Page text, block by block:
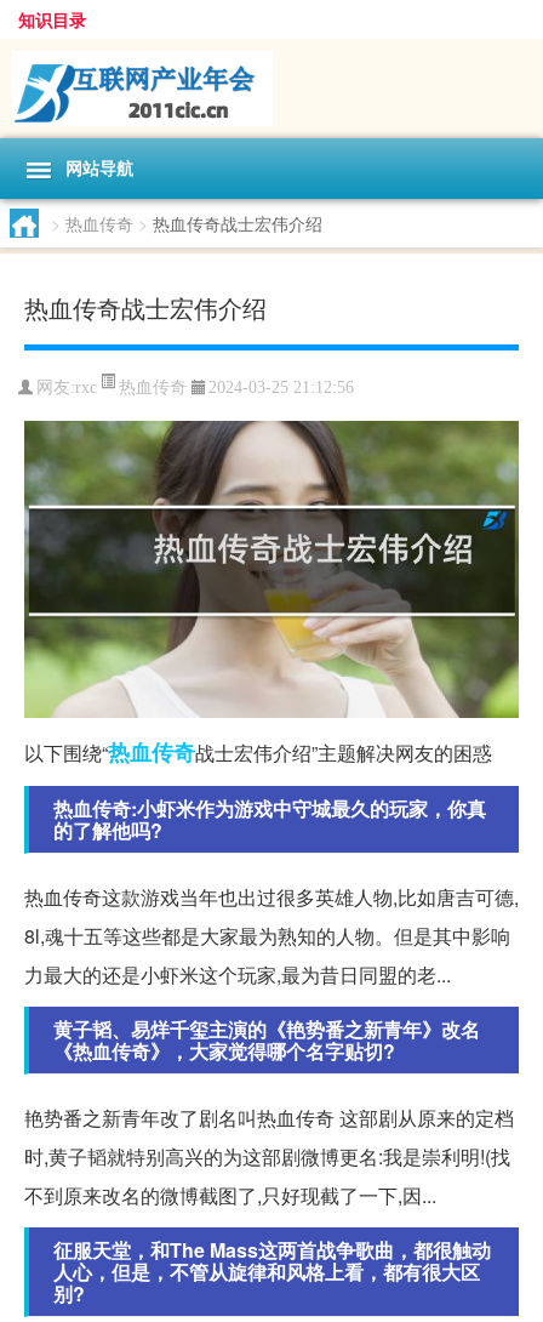
知识目录
网站导航
> 热血传奇 > 热血传奇战士宏伟介绍
热血传奇战士宏伟介绍
网友:rxc 热血传奇 2024-03-25 21:12:56
以下围绕“热血传奇战士宏伟介绍”主题解决网友的困惑
热血传奇:小虾米作为游戏中守城最久的玩家，你真
的了解他吗?
热血传奇这款游戏当年也出过很多英雄人物,比如唐吉可德,
8l,魂十五等这些都是大家最为熟知的人物。但是其中影响
力最大的还是小虾米这个玩家,最为昔日同盟的老...
黄子韬、易烊千玺主演的《艳势番之新青年》改名
《热血传奇》，大家觉得哪个名字贴切?
艳势番之新青年改了剧名叫热血传奇 这部剧从原来的定档
时,黄子韬就特别高兴的为这部剧微博更名:我是崇利明!(找
不到原来改名的微博截图了,只好现截了一下,因...
征服天堂，和The Mass这两首战争歌曲，都很触动
人心，但是，不管从旋律和风格上看，都有很大区
别?